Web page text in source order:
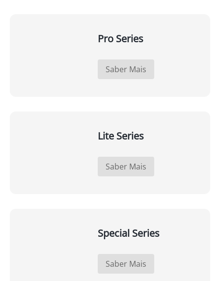
Pro Series
Saber Mais
Lite Series
Saber Mais
Special Series
Saber Mais